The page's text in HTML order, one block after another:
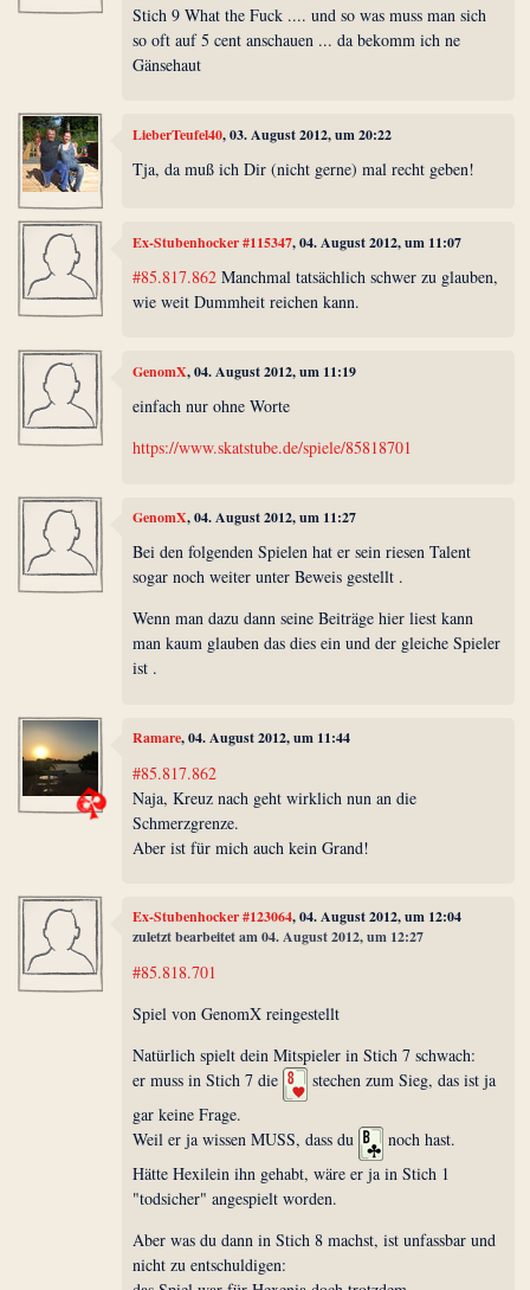
Stich 9 What the Fuck .... und so was muss man sich
so oft auf 5 cent anschauen ... da bekomm ich ne
Gänsehaut
LieberTeufel40, 03. August 2012, um 20:22
Tja, da muß ich Dir (nicht gerne) mal recht geben!
Ex-Stubenhocker #115347, 04. August 2012, um 11:07
#85.817.862 Manchmal tatsächlich schwer zu glauben,
wie weit Dummheit reichen kann.
GenomX, 04. August 2012, um 11:19
einfach nur ohne Worte
https://www.skatstube.de/spiele/85818701
GenomX, 04. August 2012, um 11:27
Bei den folgenden Spielen hat er sein riesen Talent
sogar noch weiter unter Beweis gestellt .
Wenn man dazu dann seine Beiträge hier liest kann
man kaum glauben das dies ein und der gleiche Spieler
ist .
Ramare, 04. August 2012, um 11:44
#85.817.862
Naja, Kreuz nach geht wirklich nun an die
Schmerzgrenze.
Aber ist für mich auch kein Grand!
Ex-Stubenhocker #123064, 04. August 2012, um 12:04
zuletzt bearbeitet am 04. August 2012, um 12:27
#85.818.701
Spiel von GenomX reingestellt
Natürlich spielt dein Mitspieler in Stich 7 schwach:
er muss in Stich 7 die
stechen zum Sieg, das ist ja
gar keine Frage.
Weil er ja wissen MUSS, dass du
noch hast.
Hätte Hexilein ihn gehabt, wäre er ja in Stich 1
"todsicher" angespielt worden.
Aber was du dann in Stich 8 machst, ist unfassbar und
nicht zu entschuldigen: